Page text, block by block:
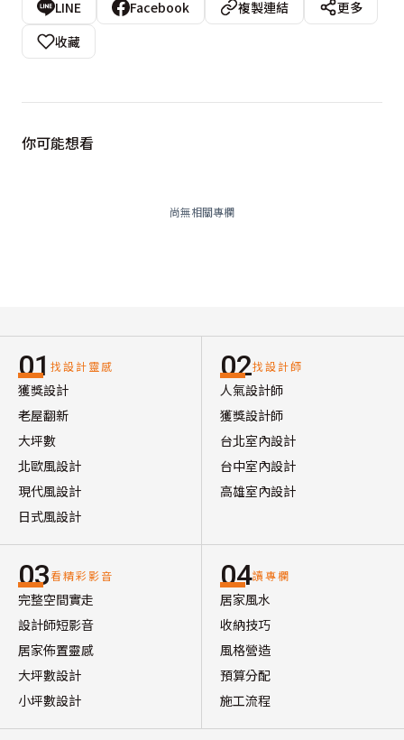
LINE Facebook 複製連結
更多
收藏
你可能想看
尚無相關專欄
01 找設計靈感
獲獎設計
老屋翻新
大坪數
北歐風設計
現代風設計
日式風設計
02找設計師
人氣設計師
獲獎設計師
台北室內設計
台中室內設計
高雄室內設計
03看精彩影音
完整空間實走
設計師短影音
居家佈置靈感
大坪數設計
小坪數設計
04讀專欄
居家風水
收納技巧
風格營造
預算分配
施工流程